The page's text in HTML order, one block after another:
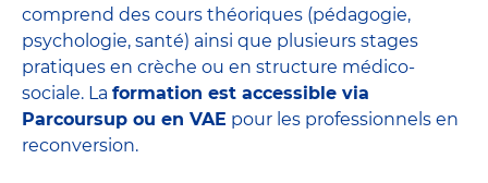
comprend des cours théoriques (pédagogie,
psychologie, santé) ainsi que plusieurs stages
pratiques en crèche ou en structure médico-
sociale. La formation est accessible via
Parcoursup ou en VAE pour les professionnels en
reconversion.